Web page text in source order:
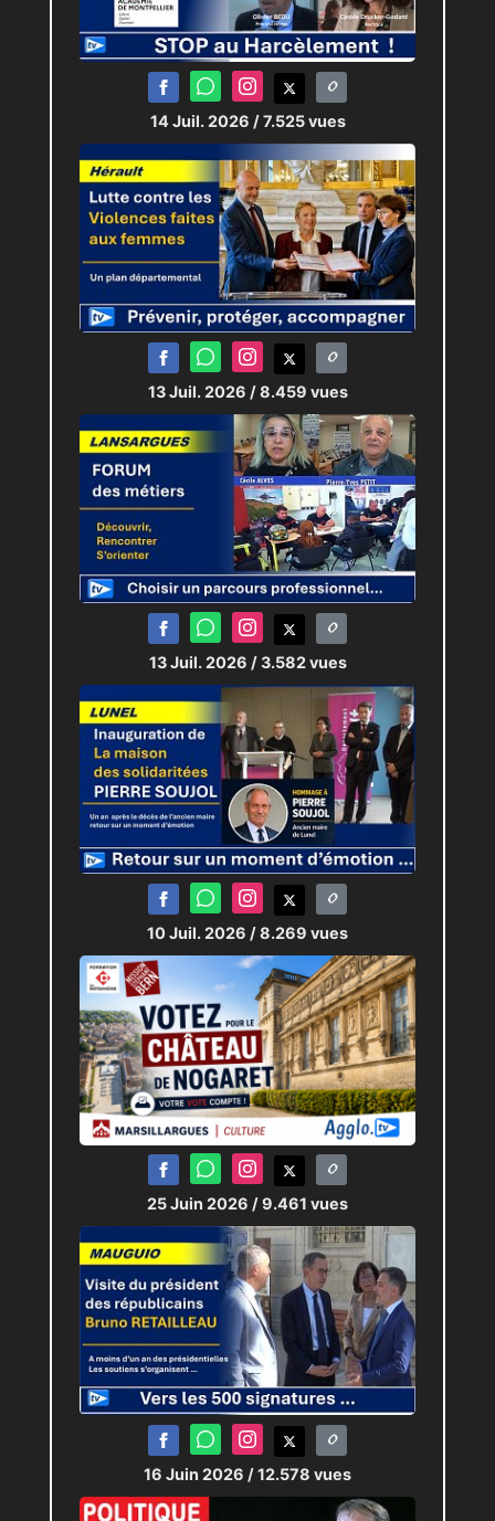
Monteur :Maxine RASSCHAERT
Crédit : Salon de l’Immobilier
Méditerranée Occitanie
http://forumtvlr.com/
14 Juil. 2026 / 7.525 vues
13 Juil. 2026 / 8.459 vues
13 Juil. 2026 / 3.582 vues
10 Juil. 2026 / 8.269 vues
25 Juin 2026 / 9.461 vues
16 Juin 2026 / 12.578 vues